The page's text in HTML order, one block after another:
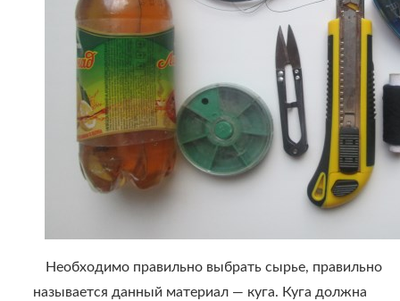
Необходимо правильно выбрать сырье, правильно
называется данный материал — куга. Куга должна